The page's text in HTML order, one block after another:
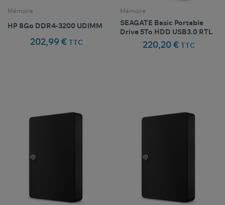
Mémoire
HP 8Go DDR4-3200 UDIMM
202,99 € TTC
Mémoire
SEAGATE Basic Portable
Drive 5To HDD USB3.0 RTL
220,20 € TTC